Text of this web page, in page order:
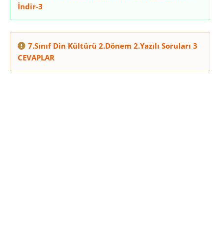
İndir-3
7.Sınıf Din Kültürü 2.Dönem 2.Yazılı Soruları 3
CEVAPLAR